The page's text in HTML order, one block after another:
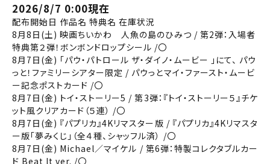
閉じる
2026/8/7 0:00現在
配布開始日 作品名 特典名 在庫状況
8月8日(土) 映画ちいかわ 人魚の島のひみつ / 第2弾：入場者
特典第２弾！ボンボンドロップシール /〇
8月7日(金) 「パウ・パトロール ザ・ダイノ・ムービー 」にて、 パウ
っと！ファミリーシアター限定 / パウっとマイ・ファースト・ムービ
ー記念ポストカード /〇
8月7日(金) トイ・ストーリー5 / 第3弾：『トイ・ストーリー５』チケ
ット風クリアカード（５連） /〇
8月7日(金) 『パプリカ』4Kリマスター版 / 『パプリカ』4Kリマスタ
ー版「夢みくじ」（全４種、シャッフル済） /〇
8月7日(金) Michael／マイケル / 第6弾：特製コレクタブルカー
ド Beat It ver. /〇